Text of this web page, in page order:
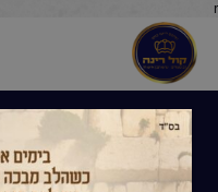
r